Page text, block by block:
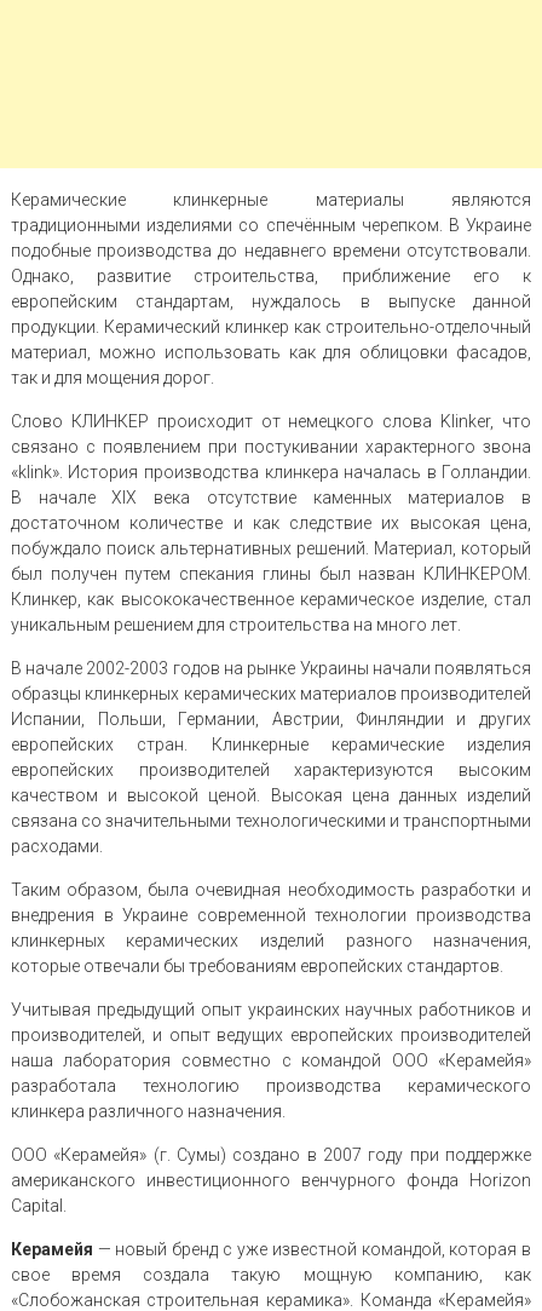
Керамические клинкерные материалы являются
традиционными изделиями со спечённым черепком. В Украине
подобные производства до недавнего времени отсутствовали.
Однако, развитие строительства, приближение его к
европейским стандартам, нуждалось в выпуске данной
продукции. Керамический клинкер как строительно-отделочный
материал, можно использовать как для облицовки фасадов,
так и для мощения дорог.
Слово КЛИНКЕР происходит от немецкого слова Klinker, что
связано с появлением при постукивании характерного звона
«klink». История производства клинкера началась в Голландии.
В начале XIX века отсутствие каменных материалов в
достаточном количестве и как следствие их высокая цена,
побуждало поиск альтернативных решений. Материал, который
был получен путем спекания глины был назван КЛИНКЕРОМ.
Клинкер, как высококачественное керамическое изделие, стал
уникальным решением для строительства на много лет.
В начале 2002-2003 годов на рынке Украины начали появляться
образцы клинкерных керамических материалов производителей
Испании, Польши, Германии, Австрии, Финляндии и других
европейских стран. Клинкерные керамические изделия
европейских производителей характеризуются высоким
качеством и высокой ценой. Высокая цена данных изделий
связана со значительными технологическими и транспортными
расходами.
Таким образом, была очевидная необходимость разработки и
внедрения в Украине современной технологии производства
клинкерных керамических изделий разного назначения,
которые отвечали бы требованиям европейских стандартов.
Учитывая предыдущий опыт украинских научных работников и
производителей, и опыт ведущих европейских производителей
наша лаборатория совместно с командой ООО «Керамейя»
разработала технологию производства керамического
клинкера различного назначения.
ООО «Керамейя» (г. Сумы) создано в 2007 году при поддержке
американского инвестиционного венчурного фонда Horizon
Саріtal.
Керамейя — новый бренд с уже известной командой, которая в
свое время создала такую мощную компанию, как
«Слобожанская строительная керамика». Команда «Керамейя»